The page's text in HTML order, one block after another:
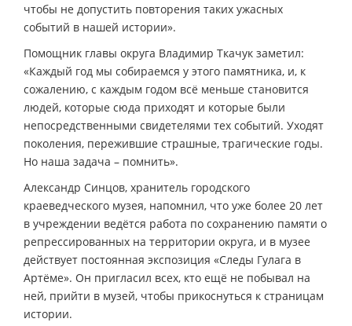
чтобы не допустить повторения таких ужасных
событий в нашей истории».
Помощник главы округа Владимир Ткачук заметил:
«Каждый год мы собираемся у этого памятника, и, к
сожалению, с каждым годом всё меньше становится
людей, которые сюда приходят и которые были
непосредственными свидетелями тех событий. Уходят
поколения, пережившие страшные, трагические годы.
Но наша задача – помнить».
Александр Синцов, хранитель городского
краеведческого музея, напомнил, что уже более 20 лет
в учреждении ведётся работа по сохранению памяти о
репрессированных на территории округа, и в музее
действует постоянная экспозиция «Следы Гулага в
Артёме». Он пригласил всех, кто ещё не побывал на
ней, прийти в музей, чтобы прикоснуться к страницам
истории.